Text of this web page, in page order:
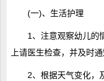
(一)、生活护理
1、注意观察幼儿的
上请医生检查，并及时通
2、根据天气变化，